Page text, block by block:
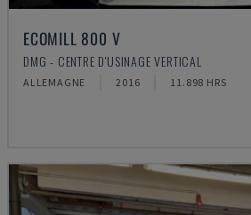
ECOMILL 800 V
DMG - CENTRE D'USINAGE VERTICAL
ALLEMAGNE 2016 11.898 HRS